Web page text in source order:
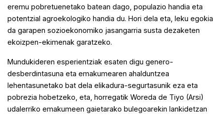
eremu pobretuenetako batean dago, populazio handia eta
potentzial agroekologiko handia du. Hori dela eta, leku egokia
da garapen sozioekonomiko jasangarria susta dezaketen
ekoizpen-ekimenak garatzeko.
Mundukideren esperientziak esaten digu genero-
desberdintasuna eta emakumearen ahalduntzea
lehentasunetako bat dela elikadura-segurtasunik eza eta
pobrezia hobetzeko, eta, horregatik Woreda de Tiyo (Arsi)
udalerriko emakumeen gaietarako bulegoarekin lankidetzan